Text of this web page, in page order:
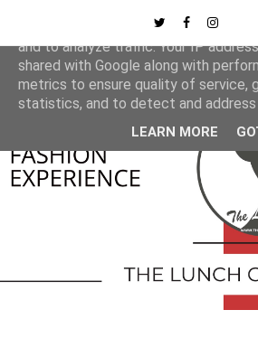
This site uses cookies from Google
and to analyze traffic. Your IP
shared with Google along with
metrics to ensure quality of service,
statistics, and to detect and address
LEARN MORE